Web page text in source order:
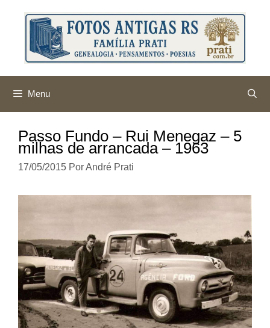
conteúdo
Menu
Passo Fundo – Rui Menegaz – 5
milhas de arrancada – 1963
17/05/2015 PorAndré Prati